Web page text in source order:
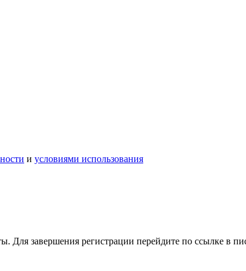
и условиями использования
Для завершения регистрации перейдите по ссылке в